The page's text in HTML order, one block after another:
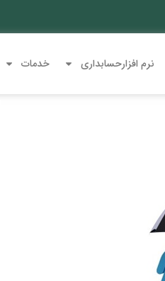
نرم افزارحسابداری خدمات